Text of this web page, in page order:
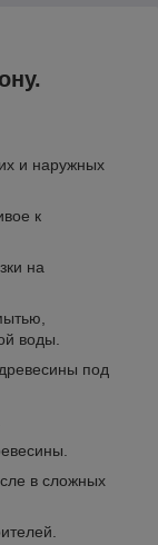
и наружных
к
на
воды.
под
в сложных